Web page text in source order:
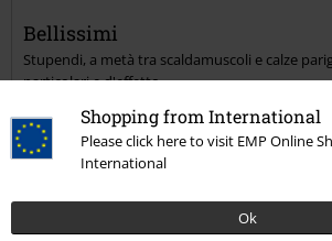
Shopping from International
Please click here to visit EMP Online
International
Ok
Invia un commento
Bellissimi
Stupendi, a metà tra scaldamuscoli e calze
particolari e d'effetto.
Design